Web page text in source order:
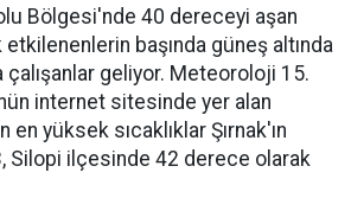
Bölgesi'nde 40 dereceyi aşan
etkilenenlerin başında güneş altında
çalışanlar geliyor. Meteoroloji 15.
internet sitesinde yer alan
yüksek sıcaklıklar Şırnak'ın
Silopi ilçesinde 42 derece olarak